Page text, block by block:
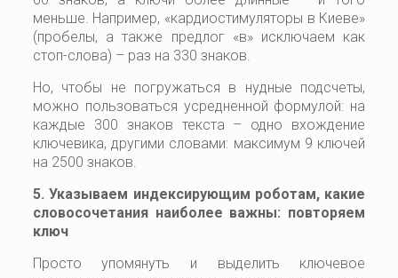
меньше. Например, «кардиостимуляторы в Киеве»
(пробелы, а также предлог «в» исключаем как
стоп-слова) – раз на 330 знаков.
Но, чтобы не погружаться в нудные подсчеты,
можно пользоваться усредненной формулой: на
каждые 300 знаков текста – одно вхождение
ключевика, другими словами: максимум 9 ключей
на 2500 знаков.
5. Указываем индексирующим роботам, какие
словосочетания наиболее важны: повторяем
ключ
Просто упомянуть и выделить ключевое